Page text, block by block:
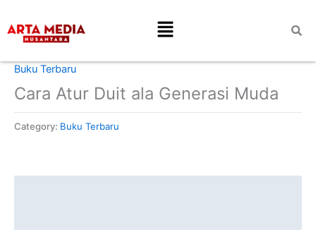
content
Menu
Home/Buku Terbaru
Buku Terbaru
Cara Atur Duit ala Generasi Muda
Category: Buku Terbaru